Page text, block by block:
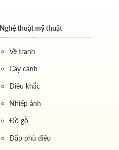
Nghệ thuật mỹ thuật
Vẽ tranh
Cây cảnh
Điêu khắc
Nhiếp ảnh
Đồ gỗ
Đắp phù điêu